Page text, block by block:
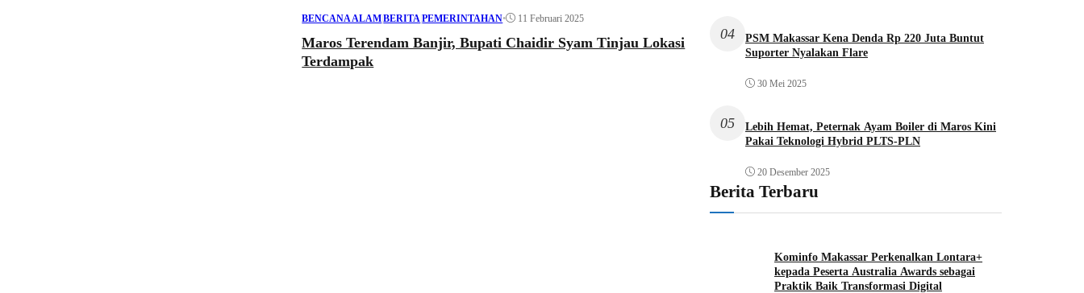
BENCANA ALAM|BERITA|PEMERINTAHAN• 11 Februari 2025
Maros Terendam Banjir, Bupati Chaidir Syam Tinjau Lokasi
Terdampak
04
PSM Makassar Kena Denda Rp 220 Juta Buntut
Suporter Nyalakan Flare
30 Mei 2025
05
Lebih Hemat, Peternak Ayam Boiler di Maros Kini
Pakai Teknologi Hybrid PLTS-PLN
20 Desember 2025
Berita Terbaru
Kominfo Makassar Perkenalkan Lontara+
kepada Peserta Australia Awards sebagai
Praktik Baik Transformasi Digital